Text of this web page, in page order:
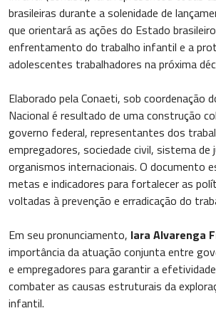
brasileiras durante a solenidade de
que orientará as ações do Estado
enfrentamento do trabalho infantil e a
adolescentes trabalhadores na próxima
Elaborado pela Conaeti, sob coordenação
Nacional é resultado de uma construção
governo federal, representantes dos
empregadores, sociedade civil, sistema de
organismos internacionais. O documento
metas e indicadores para fortalecer as
voltadas à prevenção e erradicação do
Em seu pronunciamento, Iara Alvarenga
importância da atuação conjunta entre
e empregadores para garantir a
combater as causas estruturais da
infantil.